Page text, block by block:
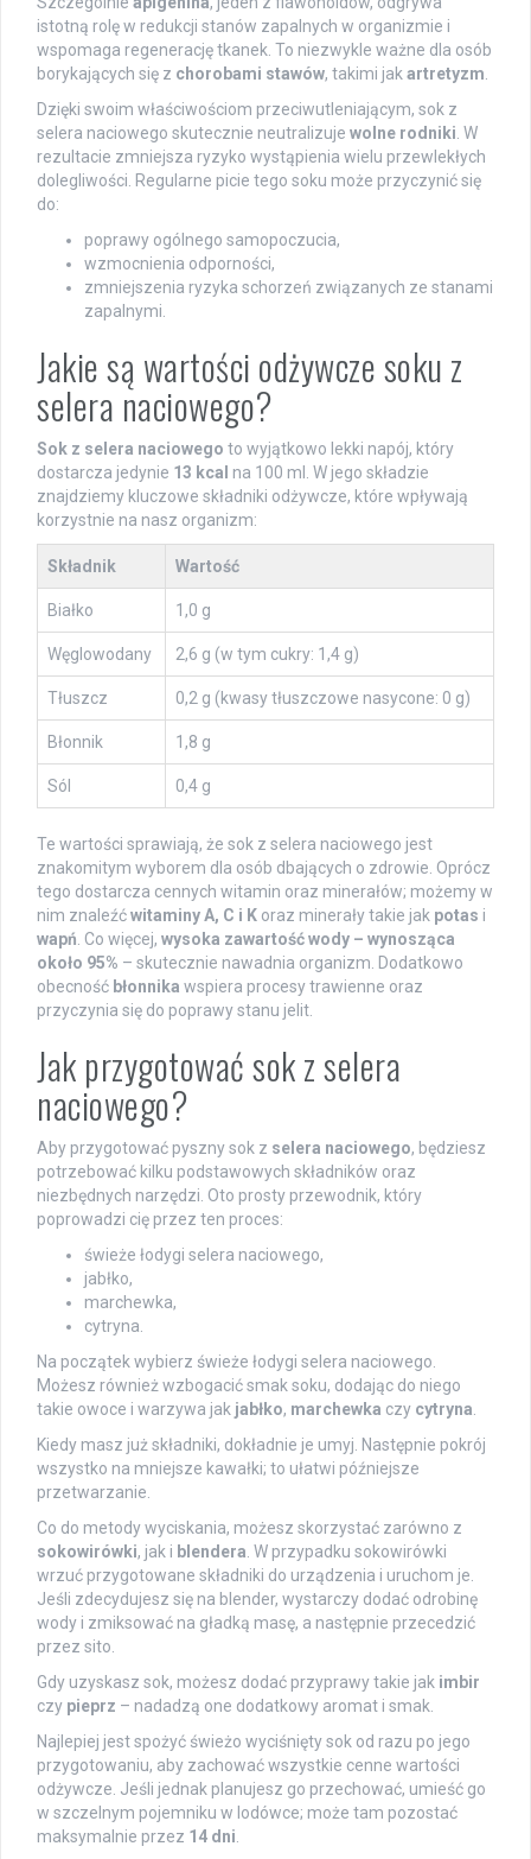
istotną rolę w redukcji stanów zapalnych w organizmie i
wspomaga regenerację tkanek. To niezwykle ważne dla osób
borykających się z chorobami stawów, takimi jak artretyzm
Dzięki swoim właściwościom przeciwutleniającym, sok z
selera naciowego skutecznie neutralizuje wolne rodniki . W
rezultacie zmniejsza ryzyko wystąpienia wielu przewlekłych
dolegliwości. Regularne picie tego soku może przyczynić się
do:
poprawy ogólnego samopoczucia,
wzmocnienia odporności,
zmniejszenia ryzyka schorzeń związanych ze stanami
zapalnymi.
Jakie są wartości odżywcze soku z
selera naciowego?
Sok z selera naciowego to wyjątkowo lekki napój, który
dostarcza jedynie 13 kcal na 100 ml. W jego składzie
znajdziemy kluczowe składniki odżywcze, które wpływają
korzystnie na nasz organizm:
Składnik Wartość
Białko 1,0 g
Węglowodany 2,6 g (w tym cukry: 1,4 g)
Tłuszcz 0,2 g (kwasy tłuszczowe nasycone: 0 g)
Błonnik 1,8 g
Sól 0,4 g
Te wartości sprawiają, że sok z selera naciowego jest
znakomitym wyborem dla osób dbających o zdrowie. Oprócz
tego dostarcza cennych witamin oraz minerałów; możemy w
nim znaleźćwitaminy A, C i K oraz minerały takie jak potas i
wapń . Co więcej, wysoka zawartość wody – wynosząca
około 95% – skutecznie nawadnia organizm. Dodatkowo
obecność błonnika wspiera procesy trawienne oraz
przyczynia się do poprawy stanu jelit.
Jak przygotować sok z selera
naciowego?
Aby przygotować pyszny sok z selera naciowego, będziesz
potrzebować kilku podstawowych składników oraz
niezbędnych narzędzi. Oto prosty przewodnik, który
poprowadzi cię przez ten proces:
świeże łodygi selera naciowego,
jabłko,
marchewka,
cytryna.
Na początek wybierz świeże łodygi selera naciowego.
Możesz również wzbogacić smak soku, dodając do niego
takie owoce i warzywa jak jabłko, marchewka czy cytryna
Kiedy masz już składniki, dokładnie je umyj. Następnie pokrój
wszystko na mniejsze kawałki; to ułatwi późniejsze
przetwarzanie.
Co do metody wyciskania, możesz skorzystać zarówno z
sokowirówki, jak i blendera . W przypadku sokowirówki
wrzuć przygotowane składniki do urządzenia i uruchom je.
Jeśli zdecydujesz się na blender, wystarczy dodać odrobinę
wody i zmiksować na gładką masę, a następnie przecedzić
przez sito.
Gdy uzyskasz sok, możesz dodać przyprawy takie jak imbir
czy pieprz – nadadzą one dodatkowy aromat i smak.
Najlepiej jest spożyć świeżo wyciśnięty sok od razu po jego
przygotowaniu, aby zachować wszystkie cenne wartości
odżywcze. Jeśli jednak planujesz go przechować, umieść go
w szczelnym pojemniku w lodówce; może tam pozostać
maksymalnie przez 14 dni